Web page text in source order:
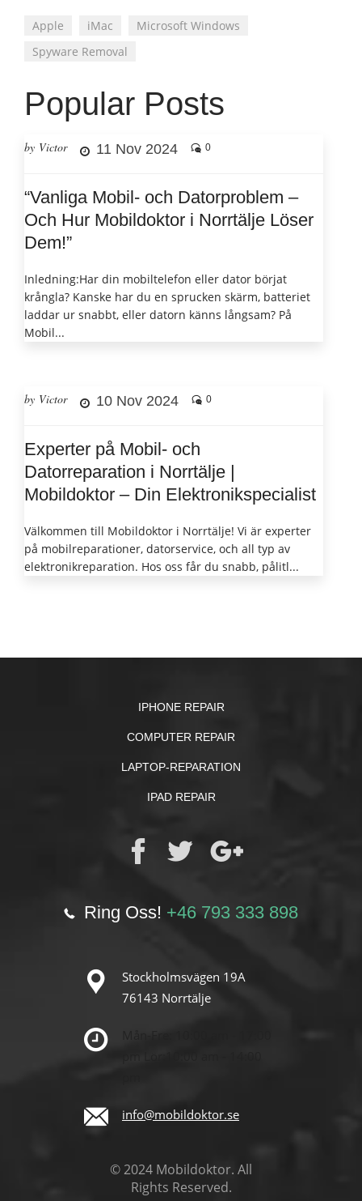
Apple iMac
Microsoft Windows
Spyware Removal
Popular Posts
by Victor 11 Nov 2024 0
“Vanliga Mobil- och Datorproblem –
Och Hur Mobildoktor i Norrtälje Löser
Dem!”
Inledning:Har din mobiltelefon eller dator börjat
krångla? Kanske har du en sprucken skärm, batteriet
laddar ur snabbt, eller datorn känns långsam? På
Mobil...
by Victor 10 Nov 2024 0
Experter på Mobil- och
Datorreparation i Norrtälje |
Mobildoktor – Din Elektronikspecialist
Välkommen till Mobildoktor i Norrtälje! Vi är experter
på mobilreparationer, datorservice, och all typ av
elektronikreparation. Hos oss får du snabb, pålitl...
IPHONE REPAIR
COMPUTER REPAIR
LAPTOP-REPARATION
IPAD REPAIR
Ring Oss! +46 793 333 898
Stockholmsvägen 19A
76143 Norrtälje
info@mobildoktor.se
© 2024 Mobildoktor. All
Rights Reserved.